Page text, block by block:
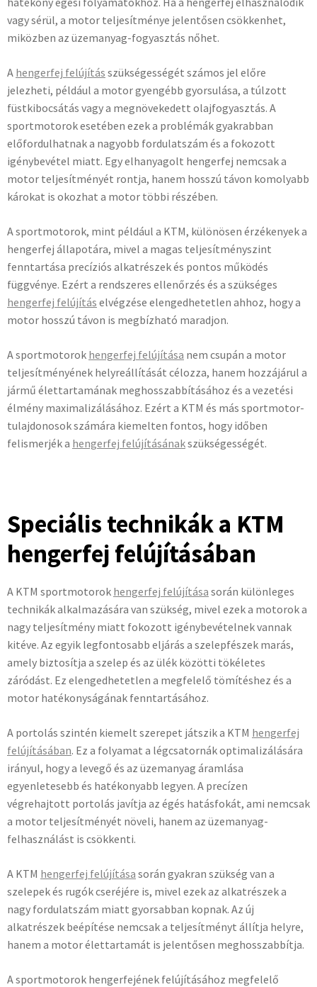
vagy sérül, a motor teljesítménye jelentősen csökkenhet,
miközben az üzemanyag-fogyasztás nőhet.
A hengerfej felújítás szükségességét számos jel előre
jelezheti, például a motor gyengébb gyorsulása, a túlzott
füstkibocsátás vagy a megnövekedett olajfogyasztás. A
sportmotorok esetében ezek a problémák gyakrabban
előfordulhatnak a nagyobb fordulatszám és a fokozott
igénybevétel miatt. Egy elhanyagolt hengerfej nemcsak a
motor teljesítményét rontja, hanem hosszú távon komolyabb
károkat is okozhat a motor többi részében.
A sportmotorok, mint például a KTM, különösen érzékenyek a
hengerfej állapotára, mivel a magas teljesítményszint
fenntartása precíziós alkatrészek és pontos működés
függvénye. Ezért a rendszeres ellenőrzés és a szükséges
hengerfej felújítás elvégzése elengedhetetlen ahhoz, hogy a
motor hosszú távon is megbízható maradjon.
A sportmotorok hengerfej felújítása nem csupán a motor
teljesítményének helyreállítását célozza, hanem hozzájárul a
jármű élettartamának meghosszabbításához és a vezetési
élmény maximalizálásához. Ezért a KTM és más sportmotor-
tulajdonosok számára kiemelten fontos, hogy időben
felismerjék a hengerfej felújításánakszükségességét.
Speciális technikák a KTM
hengerfej felújításában
A KTM sportmotorok hengerfej felújítása során különleges
technikák alkalmazására van szükség, mivel ezek a motorok a
nagy teljesítmény miatt fokozott igénybevételnek vannak
kitéve. Az egyik legfontosabb eljárás a szelepfészek marás,
amely biztosítja a szelep és az ülék közötti tökéletes
záródást. Ez elengedhetetlen a megfelelő tömítéshez és a
motor hatékonyságának fenntartásához.
A portolás szintén kiemelt szerepet játszik a KTM hengerfej
felújításában. Ez a folyamat a légcsatornák optimalizálására
irányul, hogy a levegő és az üzemanyag áramlása
egyenletesebb és hatékonyabb legyen. A precízen
végrehajtott portolás javítja az égés hatásfokát, ami nemcsak
a motor teljesítményét növeli, hanem az üzemanyag-
felhasználást is csökkenti.
A KTM hengerfej felújítása során gyakran szükség van a
szelepek és rugók cseréjére is, mivel ezek az alkatrészek a
nagy fordulatszám miatt gyorsabban kopnak. Az új
alkatrészek beépítése nemcsak a teljesítményt állítja helyre,
hanem a motor élettartamát is jelentősen meghosszabbítja.
A sportmotorok hengerfejének felújításához megfelelő